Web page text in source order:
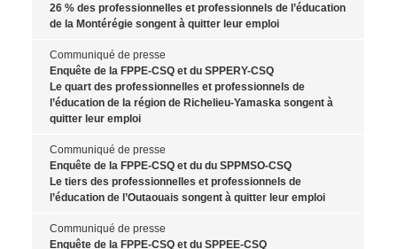
26 % des professionnelles et professionnels de l’éducation
de la Montérégie songent à quitter leur emploi
Communiqué de presse
Enquête de la FPPE-CSQ et du SPPERY-CSQ
Le quart des professionnelles et professionnels de
l’éducation de la région de Richelieu-Yamaska songent à
quitter leur emploi
Communiqué de presse
Enquête de la FPPE-CSQ et du du SPPMSO-CSQ
Le tiers des professionnelles et professionnels de
l’éducation de l’Outaouais songent à quitter leur emploi
Communiqué de presse
Enquête de la FPPE-CSQ et du SPPEE-CSQ